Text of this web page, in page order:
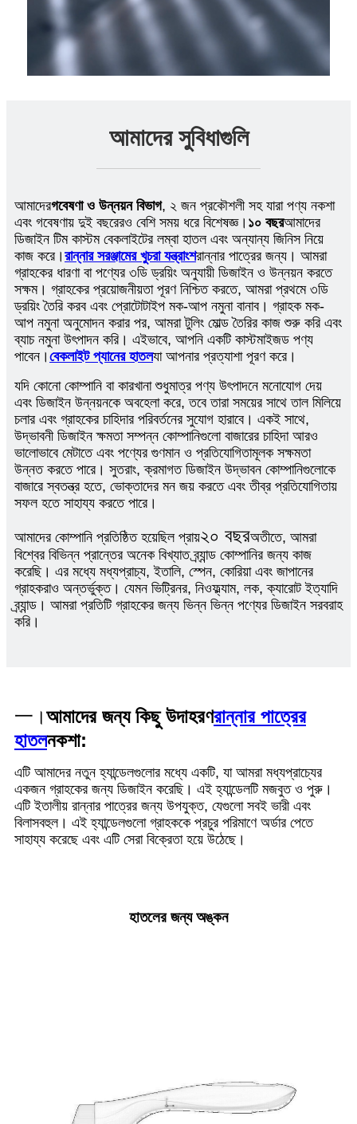
আমাদের সুবিধাগুলি
আমাদেরগবেষণা ও উন্নয়ন বিভাগ, ২ জন প্রকৌশলী সহ যারা পণ্য নকশা
এবং গবেষণায় দুই বছরেরও বেশি সময় ধরে বিশেষজ্ঞ। ১০ বছরআমাদের
ডিজাইন টিম কাস্টম বেকলাইটের লম্বা হাতল এবং অন্যান্য জিনিস নিয়ে
কাজ করে। রান্নার সরঞ্জামের খুচরা যন্ত্রাংশরান্নার পাত্রের জন্য। আমরা
গ্রাহকের ধারণা বা পণ্যের ৩ডি ড্রয়িং অনুযায়ী ডিজাইন ও উন্নয়ন করতে
সক্ষম। গ্রাহকের প্রয়োজনীয়তা পূরণ নিশ্চিত করতে, আমরা প্রথমে ৩ডি
ড্রয়িং তৈরি করব এবং প্রোটোটাইপ মক-আপ নমুনা বানাব। গ্রাহক মক-
আপ নমুনা অনুমোদন করার পর, আমরা টুলিং মোল্ড তৈরির কাজ শুরু করি এবং
ব্যাচ নমুনা উৎপাদন করি। এইভাবে, আপনি একটি কাস্টমাইজড পণ্য
পাবেন। বেকলাইট প্যানের হাতলযা আপনার প্রত্যাশা পূরণ করে।
যদি কোনো কোম্পানি বা কারখানা শুধুমাত্র পণ্য উৎপাদনে মনোযোগ দেয়
এবং ডিজাইন উন্নয়নকে অবহেলা করে, তবে তারা সময়ের সাথে তাল মিলিয়ে
চলার এবং গ্রাহকের চাহিদার পরিবর্তনের সুযোগ হারাবে। একই সাথে,
উদ্ভাবনী ডিজাইন ক্ষমতা সম্পন্ন কোম্পানিগুলো বাজারের চাহিদা আরও
ভালোভাবে মেটাতে এবং পণ্যের গুণমান ও প্রতিযোগিতামূলক সক্ষমতা
উন্নত করতে পারে। সুতরাং, ক্রমাগত ডিজাইন উদ্ভাবন কোম্পানিগুলোকে
বাজারে স্বতন্ত্র হতে, ভোক্তাদের মন জয় করতে এবং তীব্র প্রতিযোগিতায়
সফল হতে সাহায্য করতে পারে।
আমাদের কোম্পানি প্রতিষ্ঠিত হয়েছিল প্রায়২০ বছরঅতীতে, আমরা
বিশ্বের বিভিন্ন প্রান্তের অনেক বিখ্যাত ব্র্যান্ড কোম্পানির জন্য কাজ
করেছি। এর মধ্যে মধ্যপ্রাচ্য, ইতালি, স্পেন, কোরিয়া এবং জাপানের
গ্রাহকরাও অন্তর্ভুক্ত। যেমন ভিট্রিনর, নিওফ্ল্যাম, লক, ক্যারোট ইত্যাদি
ব্র্যান্ড। আমরা প্রতিটি গ্রাহকের জন্য ভিন্ন ভিন্ন পণ্যের ডিজাইন সরবরাহ
করি।
一।আমাদের জন্য কিছু উদাহরণরান্নার পাত্রের
হাতলনকশা:
এটি আমাদের নতুন হ্যান্ডেলগুলোর মধ্যে একটি, যা আমরা মধ্যপ্রাচ্যের
একজন গ্রাহকের জন্য ডিজাইন করেছি। এই হ্যান্ডেলটি মজবুত ও পুরু।
এটি ইতালীয় রান্নার পাত্রের জন্য উপযুক্ত, যেগুলো সবই ভারী এবং
বিলাসবহুল। এই হ্যান্ডেলগুলো গ্রাহককে প্রচুর পরিমাণে অর্ডার পেতে
সাহায্য করেছে এবং এটি সেরা বিক্রেতা হয়ে উঠেছে।
হাতলের জন্য অঙ্কন